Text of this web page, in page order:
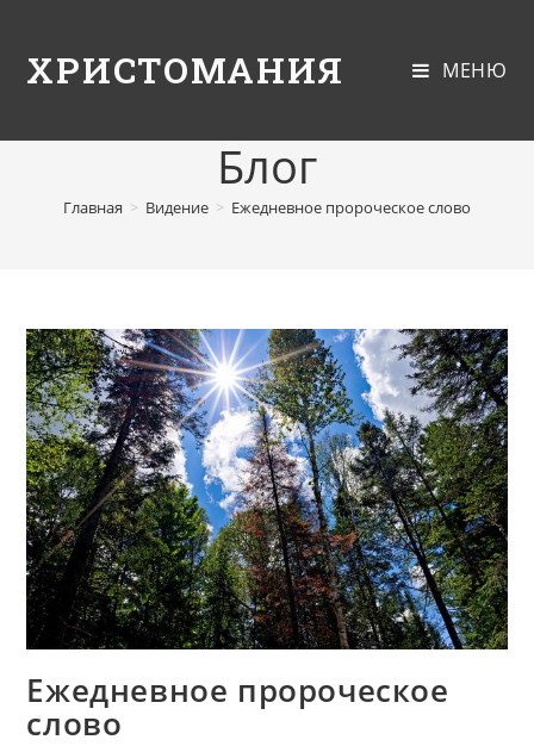
ХРИСТОМАНИЯ МЕНЮ
Блог
Главная > Видение > Ежедневное пророческое слово
Ежедневное пророческое
слово